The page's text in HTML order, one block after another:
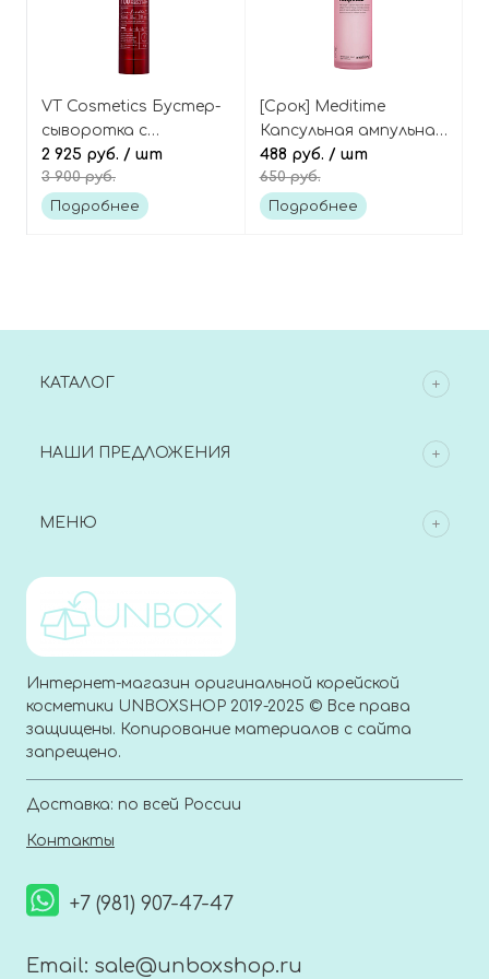
VT Cosmetics Бустер-
сыворотка с
антиоксидантами и
микроиглами, Red
Booster Reedle Shot
2 925 руб. / шт
3 900 руб.
Подробнее
[Срок] Meditime
Капсульная ампульная
сыворотка для лица с
морским коллагеном,
Real Collagen C
488 руб. / шт
650 руб.
Подробнее
КАТАЛОГ
НАШИ ПРЕДЛОЖЕНИЯ
МЕНЮ
Интернет-магазин оригинальной корейской
косметики UNBOXSHOP 2019-2025 © Все права
защищены. Копирование материалов с сайта
запрещено.
Доставка: по всей России
Контакты
+7 (981) 907-47-47
Email: sale@unboxshop.ru